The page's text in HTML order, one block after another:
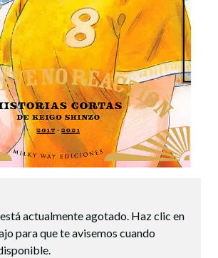
actualmente agotado. Haz clic en
para que te avisemos cuando